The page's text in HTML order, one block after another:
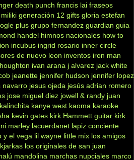
death punch francis lai fraseos
generación 12 gifts gloria estefan
plus grupo fernandez guardian guia
handel himnos nacionales how to
incubus ingrid rosario inner circle
de nuevo leon inventos iron man
ivan arana j alvarez jack white
jeanette jennifer hudson jennifer lopez
navarro jesus ojeda jesús adrian romero
jose miguel diez jowell & randy juan
kalinchita kanye west kaoma karaoke
kevin gates kirk Hammett guitar kirk
marley lacuerdanet lapiz conciente
y el vega lil wayne little mix los amigos
los originales de san juan
mandolina marchas nupciales marco